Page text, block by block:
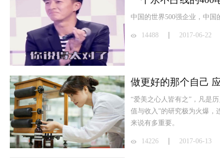
中国的世界500强企业，中
14488 2017-06-22
做更好的那个自己
“爱美之心人皆有之”，凡是
值与收入”的研究极为火爆，
来说有多重要。
14226 2017-06-13